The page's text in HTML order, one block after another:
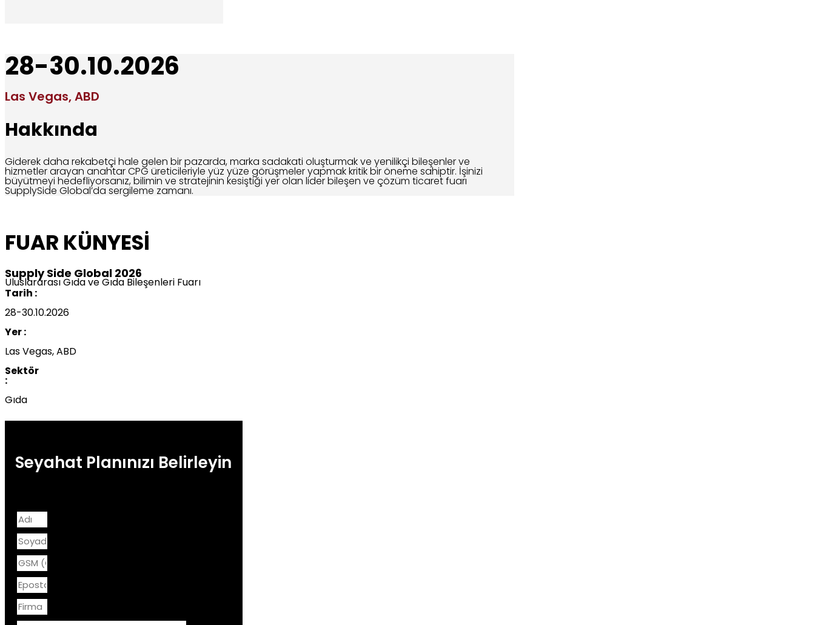
28-30.10.2026
Las Vegas, ABD
Hakkında
Giderek daha rekabetçi hale gelen bir pazarda, marka sadakati oluşturmak ve yenilikçi bileşenler ve
hizmetler arayan anahtar CPG üreticileriyle yüz yüze görüşmeler yapmak kritik bir öneme sahiptir. İşinizi
büyütmeyi hedefliyorsanız, bilimin ve stratejinin kesiştiği yer olan lider bileşen ve çözüm ticaret fuarı
SupplySide Global’da sergileme zamanı.
FUAR KÜNYESİ
Supply Side Global 2026
Uluslararası Gıda ve Gıda Bileşenleri Fuarı
Tarih :
28-30.10.2026
Yer :
Las Vegas, ABD
Sektör
:
Gıda
Seyahat Planınızı Belirleyin